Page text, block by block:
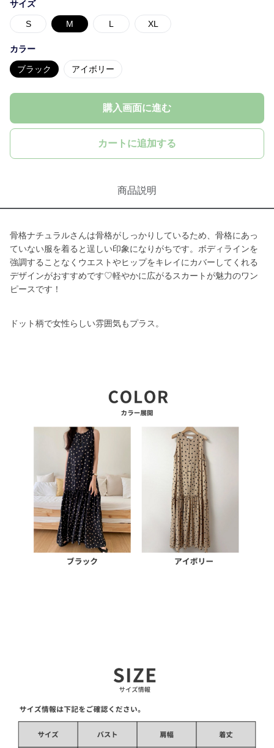
サイズ
S M L XL
カラー
ブラック アイボリー
購入画面に進む
カートに追加する
商品説明
骨格ナチュラルさんは骨格がしっかりしているため、骨格にあっ
ていない服を着ると逞しい印象になりがちです。ボディラインを
強調することなくウエストやヒップをキレイにカバーしてくれる
デザインがおすすめです♡軽やかに広がるスカートが魅力のワン
ピースです！
ドット柄で女性らしい雰囲気もプラス。